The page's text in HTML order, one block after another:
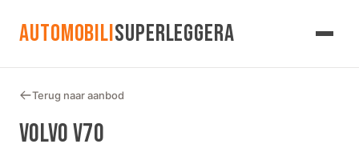
AUTOMOBILISUPERLEGGERA
Terug naar aanbod
VOLVO V70